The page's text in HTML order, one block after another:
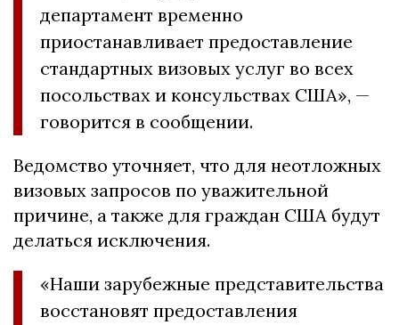
департамент временно
приостанавливает предоставление
стандартных визовых услуг во всех
посольствах и консульствах США», —
говорится в сообщении.
Ведомство уточняет, что для неотложных
визовых запросов по уважительной
причине, а также для граждан США будут
делаться исключения.
«Наши зарубежные представительства
восстановят предоставления